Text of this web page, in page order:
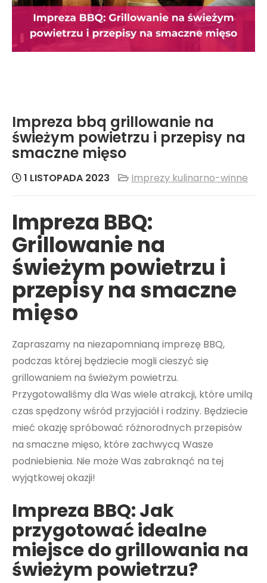
Impreza bbq grillowanie na
świeżym powietrzu i przepisy na
smaczne mięso
1 LISTOPADA 2023 Imprezy kulinarno-winne
Impreza BBQ:
Grillowanie na
świeżym powietrzu i
przepisy na smaczne
mięso
Zapraszamy na niezapomnianą imprezę BBQ,
podczas której będziecie mogli cieszyć się
grillowaniem na świeżym powietrzu.
Przygotowaliśmy dla Was wiele atrakcji, które umilą
czas spędzony wśród przyjaciół i rodziny. Będziecie
mieć okazję spróbować różnorodnych przepisów
na smaczne mięso, które zachwycą Wasze
podniebienia. Nie może Was zabraknąć na tej
wyjątkowej okazji!
Impreza BBQ: Jak
przygotować idealne
miejsce do grillowania na
świeżym powietrzu?